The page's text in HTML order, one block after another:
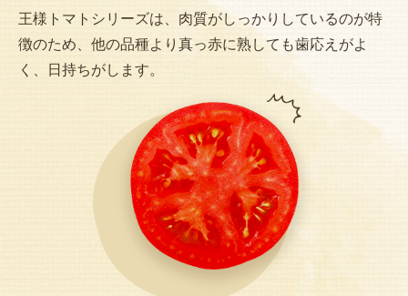
王様トマトシリーズは、肉質がしっかりしているのが特
徴のため、他の品種より真っ赤に熟しても歯応えがよ
く、日持ちがします。